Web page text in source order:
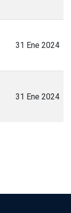
31 Ene 2024
31 Ene 2024